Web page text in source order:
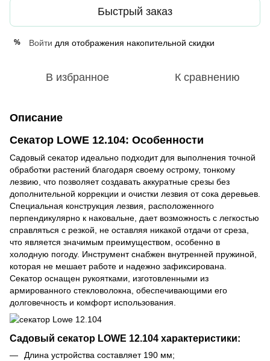
Быстрый заказ
% Войти для отображения накопительной скидки
В избранное К сравнению
Описание
Секатор LOWE 12.104: Особенности
Садовый секатор идеально подходит для выполнения точной
обработки растений благодаря своему острому, тонкому
лезвию, что позволяет создавать аккуратные срезы без
дополнительной коррекции и очистки лезвия от сока деревьев.
Специальная конструкция лезвия, расположенного
перпендикулярно к наковальне, дает возможность с легкостью
справляться с резкой, не оставляя никакой отдачи от среза,
что является значимым преимуществом, особенно в
холодную погоду. Инструмент снабжен внутренней пружиной,
которая не мешает работе и надежно зафиксирована.
Секатор оснащен рукоятками, изготовленными из
армированного стекловолокна, обеспечивающими его
долговечность и комфорт использования.
Садовый секатор LOWE 12.104 характеристики:
Длина устройства составляет 190 мм;